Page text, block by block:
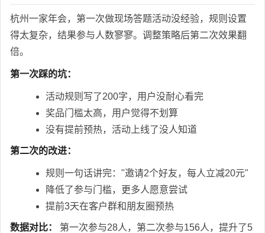
杭州一家年会，第一次做现场答题活动没经验，规则设置
得太复杂，结果参与人数寥寥。调整策略后第二次效果翻
倍。
第一次踩的坑：
活动规则写了200字，用户没耐心看完
奖品门槛太高，用户觉得不划算
没有提前预热，活动上线了没人知道
第二次的改进：
规则一句话讲完："邀请2个好友，每人立减20元"
降低了参与门槛，更多人愿意尝试
提前3天在客户群和朋友圈预热
数据对比：
第一次参与28人，第二次参与156人，提升了5